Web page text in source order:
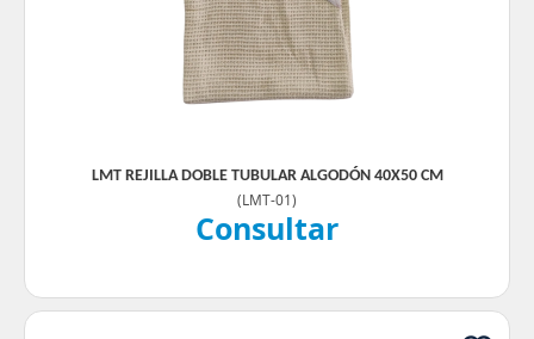
LMT REJILLA DOBLE TUBULAR ALGODÓN 40X50 CM
(LMT-01)
Consultar